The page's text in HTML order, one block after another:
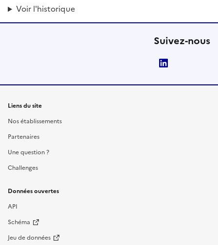
Voir l'historique
Suivez-nous
Liens du site
Nos établissements
Partenaires
Une question ?
Challenges
Données ouvertes
API
Schéma
Jeu de données